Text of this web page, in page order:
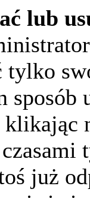
lub
tylko
sposób
klikając
już